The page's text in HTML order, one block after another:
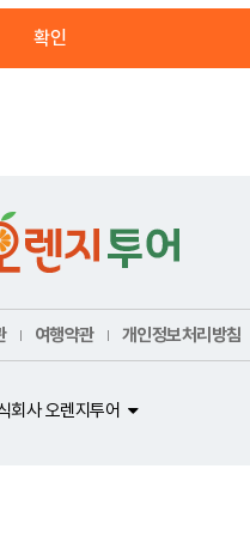
확인
여행약관 개인정보처리방침
회사 오렌지투어